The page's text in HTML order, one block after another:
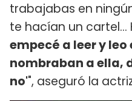
trabajabas en
te hacían un cartel...
empecé a leer y leo
nombraban a ella,
no'", aseguró la